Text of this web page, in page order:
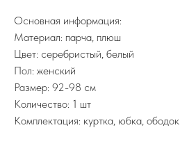
Основная информация:
Материал: парча, плюш
Цвет: серебристый, белый
Пол: женский
Размер: 92-98 см
Количество: 1 шт
Комплектация: куртка, юбка, ободок